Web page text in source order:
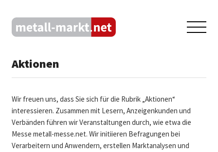
Aktionen
Wir freuen uns, dass Sie sich für die Rubrik „Aktionen“
interessieren. Zusammen mit Lesern, Anzeigenkunden und
Verbänden führen wir Veranstaltungen durch, wie etwa die
Messe metall-messe.net. Wir initiieren Befragungen bei
Verarbeitern und Anwendern, erstellen Marktanalysen und